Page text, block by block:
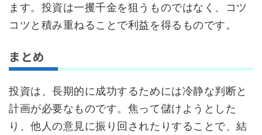
ます。投資は一攫千金を狙うものではなく、コツ
コツと積み重ねることで利益を得るものです。
まとめ
投資は、長期的に成功するためには冷静な判断と
計画が必要なものです。焦って儲けようとした
り、他人の意見に振り回されたりすることで、結